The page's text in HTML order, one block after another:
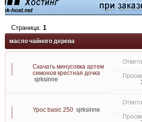
масло чайного дерева
Страница: 1
Скачать минусовка артем
симонов крестная дочка
sjrksinne
Ypoc basic 250 sjrksinne